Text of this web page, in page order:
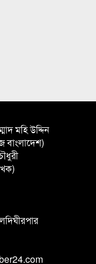
মহি উদ্দিন
বাংলাদেশ)